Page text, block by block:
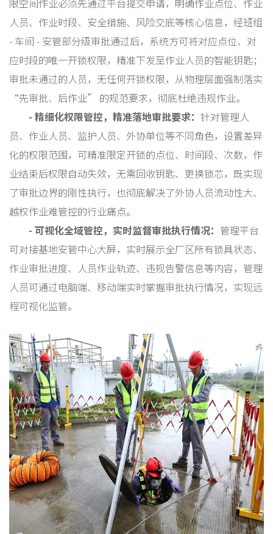
限空间作业必须先通过平台提交申请，明确作业点位、作业
人员、作业时段、安全措施、风险交底等核心信息，经班组
- 车间 - 安管部分级审批通过后，系统方可将对应点位、对
应时段的唯一开锁权限，精准下发至作业人员的智能钥匙；
审批未通过的人员，无任何开锁权限，从物理层面强制落实
“先审批、后作业” 的规范要求，彻底杜绝违规作业。
- 精细化权限管控，精准落地审批要求： 针对管理人
员、作业人员、监护人员、外协单位等不同角色，设置差异
化的权限范围，可精准限定开锁的点位、时间段、次数，作
业结束后权限自动失效，无需回收钥匙、更换锁芯，既实现
了审批边界的刚性执行，也彻底解决了外协人员流动性大、
越权作业难管控的行业痛点。
- 可视化全域管控，实时监督审批执行情况： 管理平台
可对接基地安管中心大屏，实时展示全厂区所有锁具状态、
作业审批进度、人员作业轨迹、违规告警信息等内容，管理
人员可通过电脑端、移动端实时掌握审批执行情况，实现远
程可视化监管。